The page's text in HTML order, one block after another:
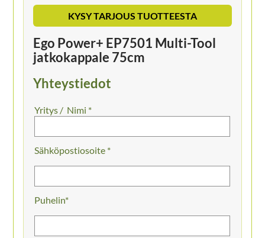
KYSY TARJOUS TUOTTEESTA
Ego Power+ EP7501 Multi-Tool
jatkokappale 75cm
Yhteystiedot
Nimi *
Sähköpostiosoite *
Puhelin